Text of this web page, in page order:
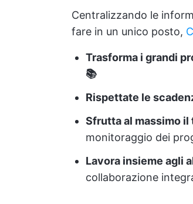
Centralizzando le
fare in un unico posto,
Trasforma i grandi
📚
Rispettate le
Sfrutta al massimo
monitoraggio dei
Lavora insieme agli
collaborazione